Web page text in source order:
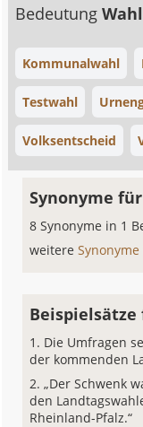
Bedeutung
Kommunalwahl
Testwahl
Volksentscheid
Synonyme
8 Synonyme in 1
weitere
Die Umfragen
der kommenden
„Der Schwenk
den
Rheinland-Pfalz.“